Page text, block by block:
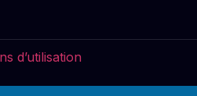
d’utilisation